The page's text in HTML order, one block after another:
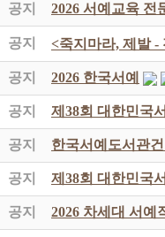
공지 2026 서예교육 전
공지 <죽지마라, 제발 -
공지 2026 한국서예
공지 제38회 대한민국
공지 한국서예도서관
공지 제38회 대한민국
공지 2026 차세대 서예